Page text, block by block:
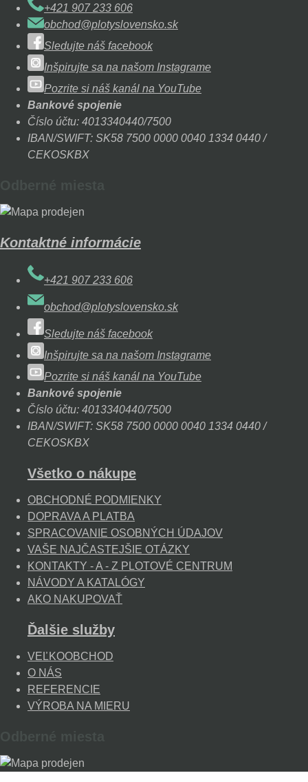
+421 907 233 606
obchod@plotyslovensko.sk
Sledujte náš facebook
Inšpirujte sa na našom Instagrame
Pozrite si náš kanál na YouTube
Bankové spojenie
Číslo účtu: 4013340440/7500
IBAN/SWIFT: SK58 7500 0000 0040 1334 0440 /
CEKOSKBX
Kontaktné informácie
+421 907 233 606
obchod@plotyslovensko.sk
Sledujte náš facebook
Inšpirujte sa na našom Instagrame
Pozrite si náš kanál na YouTube
Bankové spojenie
Číslo účtu: 4013340440/7500
IBAN/SWIFT: SK58 7500 0000 0040 1334 0440 /
CEKOSKBX
Všetko o nákupe
OBCHODNÉ PODMIENKY
DOPRAVA A PLATBA
SPRACOVANIE OSOBNÝCH ÚDAJOV
VAŠE NAJČASTEJŠIE OTÁZKY
KONTAKTY - A - Z PLOTOVÉ CENTRUM
NÁVODY A KATALÓGY
AKO NAKUPOVAŤ
Ďalšie služby
VEĽKOOBCHOD
O NÁS
REFERENCIE
VÝROBA NA MIERU